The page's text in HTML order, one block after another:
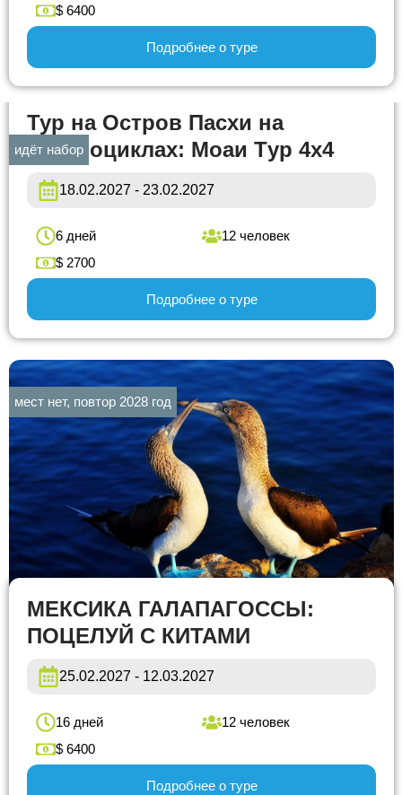
$ 6400
Подробнее о туре
идёт набор
Тур на Остров Пасхи на
квадроциклах: Моаи Tур 4х4
18.02.2027 - 23.02.2027
6 дней
12 человек
$ 2700
Подробнее о туре
мест нет, повтор 2028 год
МЕКСИКА ГАЛАПАГОССЫ:
ПОЦЕЛУЙ С КИТАМИ
25.02.2027 - 12.03.2027
16 дней
12 человек
$ 6400
Подробнее о туре